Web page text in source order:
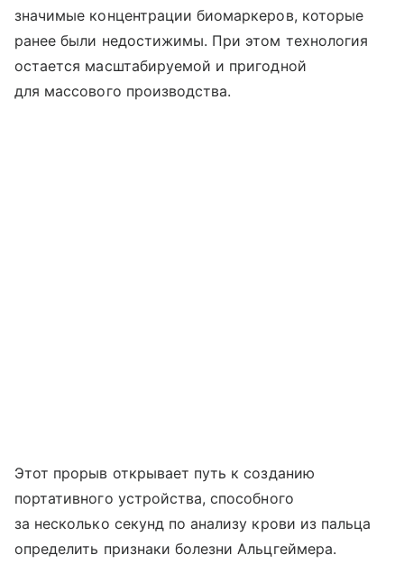
значимые концентрации биомаркеров, которые
ранее были недостижимы. При этом технология
остается масштабируемой и пригодной
для массового производства.
Этот прорыв открывает путь к созданию
портативного устройства, способного
за несколько секунд по анализу крови из пальца
определить признаки болезни Альцгеймера.